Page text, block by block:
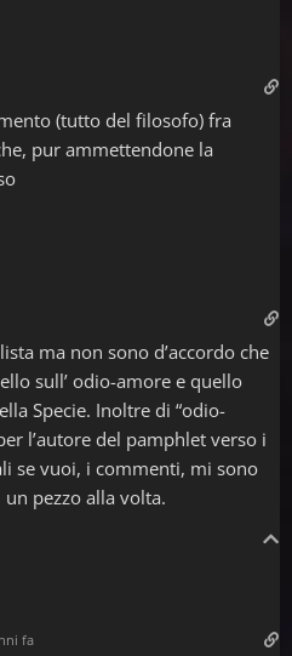
(tutto del filosofo) fra
pur ammettendone la
ma non sono d’accordo che
sull’ odio-amore e quello
Specie. Inoltre di “odio-
l’autore del pamphlet verso i
se vuoi, i commenti, mi sono
pezzo alla volta.
fa